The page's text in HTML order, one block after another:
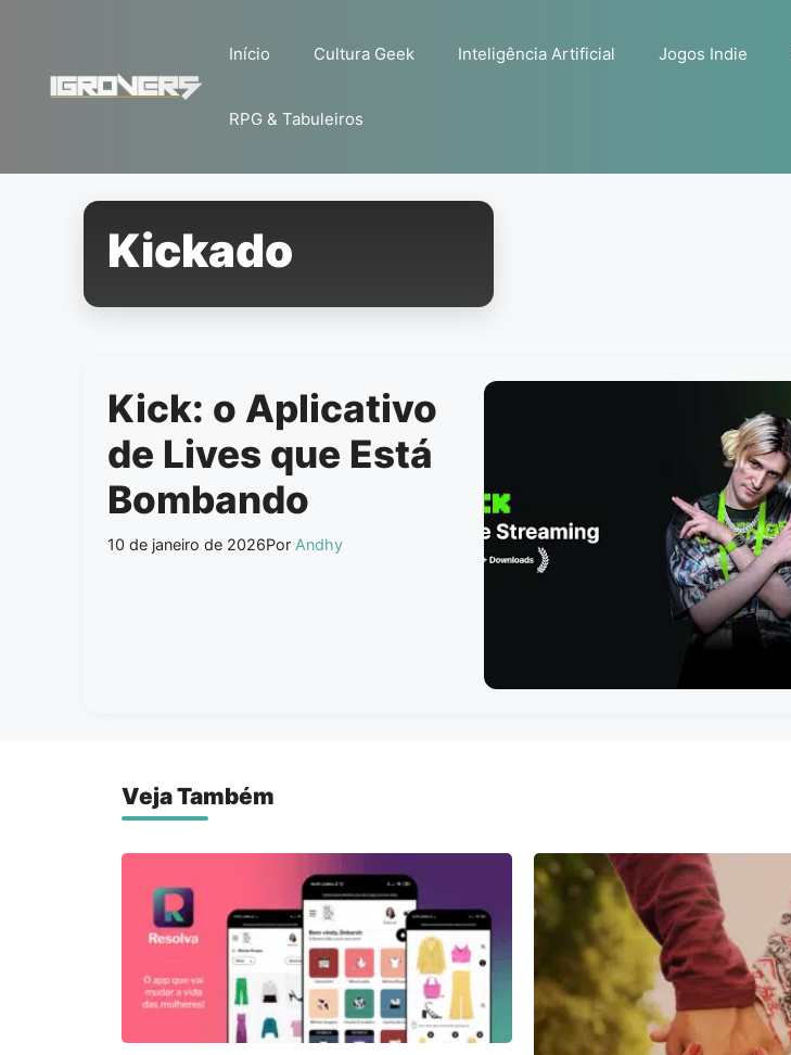
conteúdo
Início Cultura Geek Inteligência Artificial Jogos Indie
RPG & Tabuleiros
Kickado
Kick: o Aplicativo
de Lives que Está
Bombando
10 de janeiro de 2026Por Andhy
Veja Também